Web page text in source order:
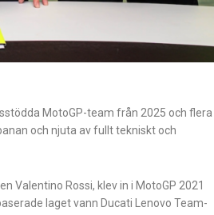
MotoGP-team från 2025 och flera
och njuta av fullt tekniskt och
Valentino Rossi, klev in i MotoGP 2021
laget vann Ducati Lenovo Team-